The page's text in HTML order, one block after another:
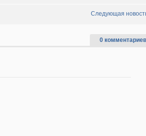
Следующая
0